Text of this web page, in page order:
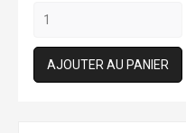
AJOUTER AU PANIER